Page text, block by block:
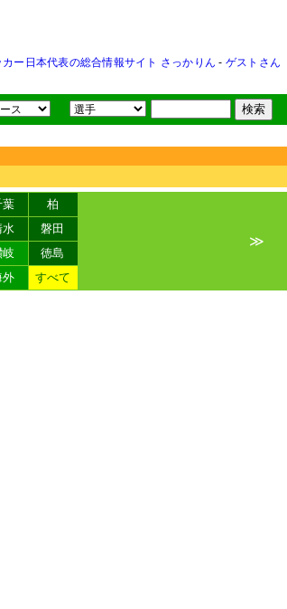
ー日本代表の総合情報サイト さっかりん - ゲストさん
葉
柏
水
磐田
岐
徳島
外 すべて
≫